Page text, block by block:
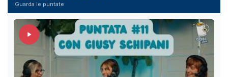
Guarda le puntate